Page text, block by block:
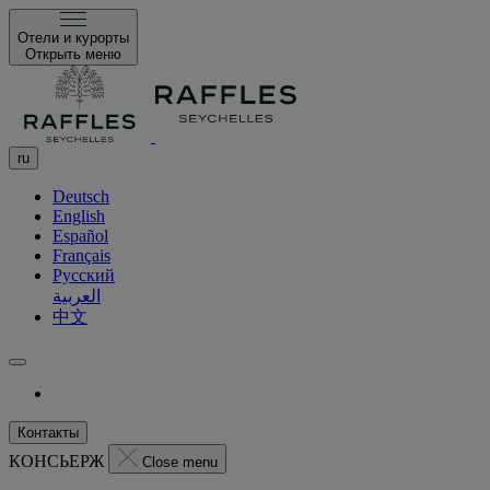
Отели и курорты
Открыть меню
ru
Deutsch
English
Español
Français
Русский
العربية
中文
Контакты
КОНСЬЕРЖ Close menu